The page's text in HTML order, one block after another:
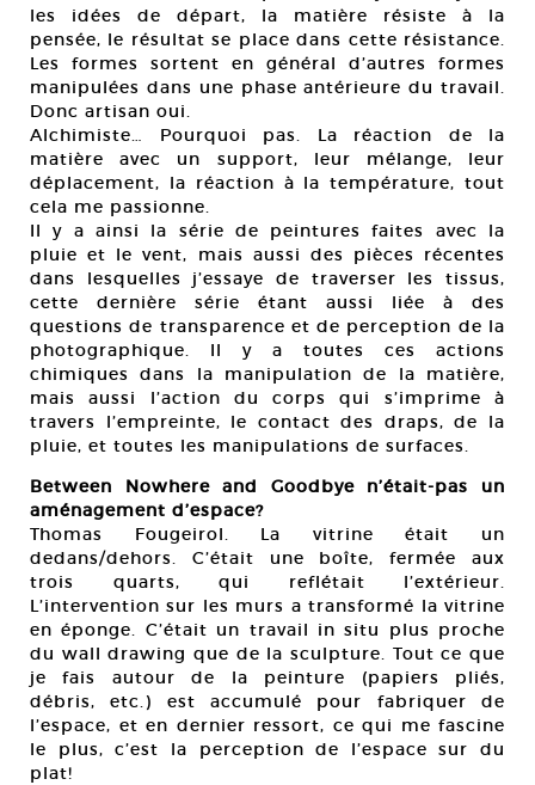
les idées de départ, la matière résiste à la
pensée, le résultat se place dans cette résistance.
Les formes sortent en général d’autres formes
manipulées dans une phase antérieure du travail.
Donc artisan oui.
Alchimiste… Pourquoi pas. La réaction de la
matière avec un support, leur mélange, leur
déplacement, la réaction à la température, tout
cela me passionne.
Il y a ainsi la série de peintures faites avec la
pluie et le vent, mais aussi des pièces récentes
dans lesquelles j’essaye de traverser les tissus,
cette dernière série étant aussi liée à des
questions de transparence et de perception de la
photographique. Il y a toutes ces actions
chimiques dans la manipulation de la matière,
mais aussi l’action du corps qui s’imprime à
travers l’empreinte, le contact des draps, de la
pluie, et toutes les manipulations de surfaces.
Between Nowhere and Goodbye n’était-pas un
aménagement d’espace?
Thomas Fougeirol. La vitrine était un
dedans/dehors. C’était une boîte, fermée aux
trois quarts, qui reflétait l’extérieur.
L’intervention sur les murs a transformé la vitrine
en éponge. C’était un travail in situ plus proche
du wall drawing que de la sculpture. Tout ce que
je fais autour de la peinture (papiers pliés,
débris, etc.) est accumulé pour fabriquer de
l’espace, et en dernier ressort, ce qui me fascine
le plus, c’est la perception de l’espace sur du
plat!